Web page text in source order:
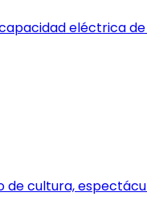
eléctrica
de cultura,